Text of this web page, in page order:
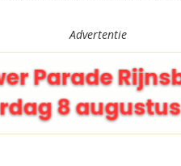
Advertentie